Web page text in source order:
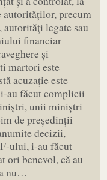
precum
legate sau
financiar
și
martori este
acuzație este
au făcut complicii
unii miniștri
de președinții
decizii,
ului, i-au făcut
ori benevol, că au
nu…